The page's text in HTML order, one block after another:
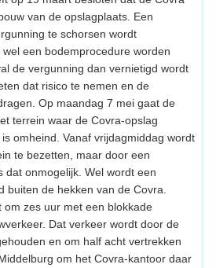
van de opslagplaats. Een
te schorsen wordt
een bodemprocedure worden
de vergunning dan vernietigd wordt
dat risico te nemen en de
Op maandag 7 mei gaat de
terrein waar de Covra-opslag
omheind. Vanaf vrijdagmiddag wordt
te bezetten, maar door een
dat onmogelijk. Wel wordt een
buiten de hekken van de Covra.
om zes uur met een blokkade
Dat verkeer wordt door de
en om half acht vertrekken
om het Covra-kantoor daar